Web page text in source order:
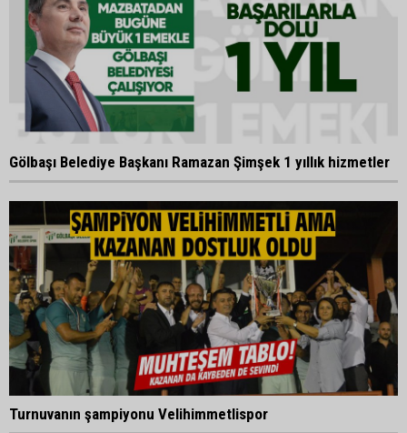
Gölbaşı Belediye Başkanı Ramazan Şimşek 1 yıllık hizmetler
Turnuvanın şampiyonu Velihimmetlispor